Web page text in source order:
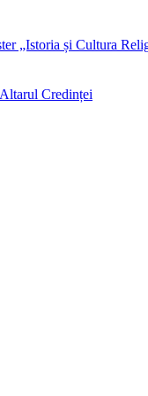
„Istoria și Cultura